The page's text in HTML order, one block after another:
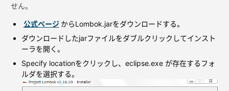
せん。
公式ページ からLombok.jarをダウンロードする。
ダウンロードしたjarファイルをダブルクリックしてインスト
ーラを開く。
Specify locationをクリックし、eclipse.exe が存在するフォ
ルダを選択する。